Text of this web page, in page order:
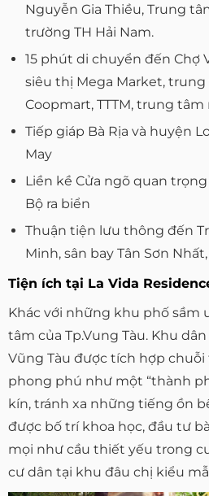
Nguyễn Gia Thiều, Trung
trường TH Hải Nam.
15 phút di chuyển đến Chợ
siêu thị Mega Market,
Coopmart, TTTM, trung tâm
Tiếp giáp Bà Rịa và huyện
May
Liền kề Cửa ngõ quan
Bộ ra biển
Thuận tiện lưu thông đến
Minh, sân bay Tân Sơn
Tiện ích tại La Vida
Khác với những khu phố sầm
tâm của Tp.Vung Tàu. Khu
Vũng Tàu được tích hợp chuỗi
phong phú như một “thành
kín, tránh xa những tiếng ồn
được bố trí khoa học, đầu tư
mọi như cầu thiết yếu trong
cư dân tại khu đâu chị kiểu